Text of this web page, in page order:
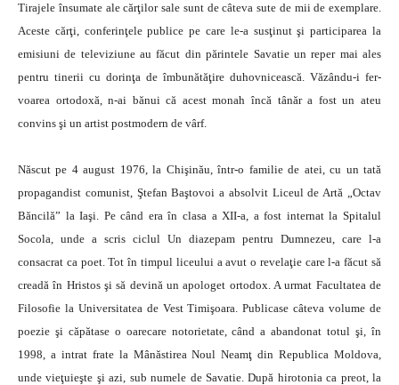
Tirajele însumate ale cărţilor sale sunt de câteva sute de mii de exemplare.
Aceste cărţi, conferinţele publice pe care le-a sus­ţinut şi participarea la
emisiuni de televi­ziu­ne au făcut din părintele Savatie un reper mai ales
pentru tinerii cu dorinţa de îm­bunătăţire duhovnicească. Văzându-i fer­­
voarea ortodoxă, n-ai bănui că acest mo­­nah încă tânăr a fost un ateu
convins şi un artist postmodern de vârf.
Născut pe 4 august 1976, la Chişinău, într-o familie de atei, cu un tată
propagandist comunist, Ştefan Başto­voi a absolvit Liceul de Artă „Octav
Băncilă” la Iaşi. Pe când era în clasa a XII-a, a fost internat la Spitalul
Socola, unde a scris ciclul Un diazepam pentru Dum­ne­zeu, care l-a
consacrat ca poet.Tot în timpul liceului a avut o revelaţie care l-a făcut să
creadă în Hristos şi să devină un apologet ortodox. A ur­mat Facultatea de
Filosofie la Univer­si­tatea de Vest Timişoara. Publicase câteva volume de
poezie şi căpătase o oarecare notorietate, când a abandonat totul şi, în
1998, a intrat frate la Mâ­năstirea Noul Neamţ din Republica Moldova,
unde vieţuieşte şi azi, sub numele de Savatie. După hirotonia ca preot, la